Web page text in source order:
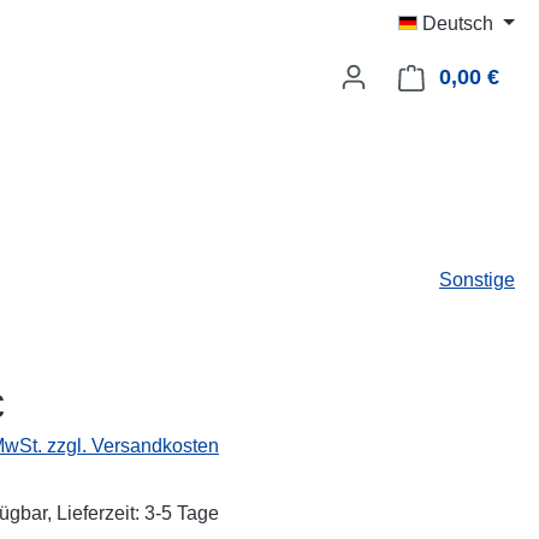
Deutsch
0,00 €
Sonstige
zzgl. Versandkosten
Lieferzeit: 3-5 Tage